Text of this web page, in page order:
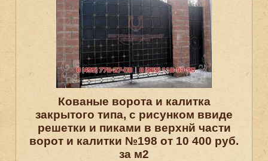
Кованые ворота и калитка
закрытого типа, с рисунком ввиде
решетки и пиками в верхнй части
ворот и калитки №198 от 10 400 руб.
за м2